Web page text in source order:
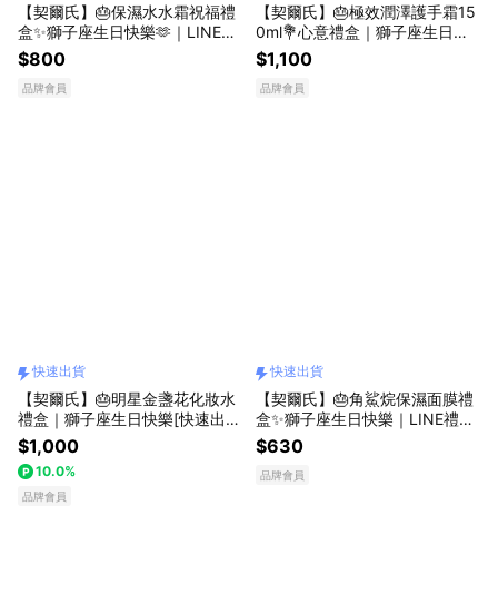
【契爾氏】🎂保濕水水霜祝福禮
盒✨獅子座生日快樂🫶｜LINE禮
物獨家[快速出貨]
$800
品牌會員
【契爾氏】🎂極效潤澤護手霜15
0ml💐心意禮盒｜獅子座生日快
樂[快速出貨]
$1,100
品牌會員
快速出貨
【契爾氏】🎂明星金盞花化妝水
禮盒｜獅子座生日快樂[快速出
貨]
$1,000
10.0%
品牌會員
快速出貨
【契爾氏】🎂角鯊烷保濕面膜禮
盒✨獅子座生日快樂｜LINE禮物
獨家[快速出貨]
$630
品牌會員